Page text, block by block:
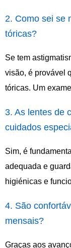
2. Como sei se
tóricas?
Se tem
visão, é provável
tóricas. Um
3. As lentes de
cuidados
Sim, é
adequada e
higiénicas e
4. São
mensais?
Graças aos